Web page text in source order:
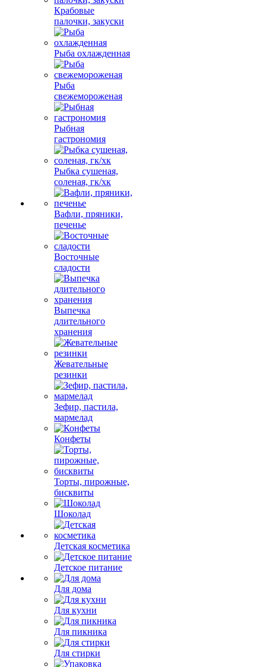
Крабовые
палочки, закуски
Рыба охлажденная
Рыба
свежемороженая
Рыбная
гастрономия
Рыбка сушеная,
соленая, гк/хк
Вафли, пряники,
печенье
Восточные
сладости
Выпечка
длительного
хранения
Жевательные
резинки
Зефир, пастила,
мармелад
Конфеты
Торты, пирожные,
бисквиты
Шоколад
Детская косметика
Детское питание
Для дома
Для кухни
Для пикника
Для стирки